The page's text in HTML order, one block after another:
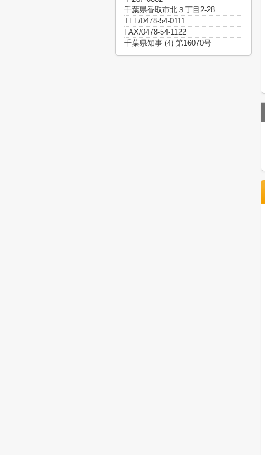
千葉県香取市北３丁目2-28
TEL/0478-54-0111
FAX/0478-54-1122
千葉県知事 (4) 第16070号